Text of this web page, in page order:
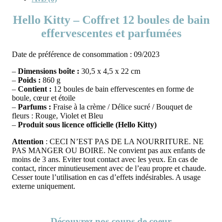
Hello Kitty – Coffret 12 boules de bain
effervescentes et parfumées
Date de préférence de consommation : 09/2023
– Dimensions boîte : 30,5 x 4,5 x 22 cm
– Poids : 860 g
– Contient : 12 boules de bain effervescentes en forme de
boule, cœur et étoile
– Parfums : Fraise à la crème / Délice sucré / Bouquet de
fleurs : Rouge, Violet et Bleu
– Produit sous licence officielle (Hello Kitty)
Attention : CECI N’EST PAS DE LA NOURRITURE. NE
PAS MANGER OU BOIRE. Ne convient pas aux enfants de
moins de 3 ans. Eviter tout contact avec les yeux. En cas de
contact, rincer minutieusement avec de l’eau propre et chaude.
Cesser toute l’utilisation en cas d’effets indésirables. A usage
externe uniquement.